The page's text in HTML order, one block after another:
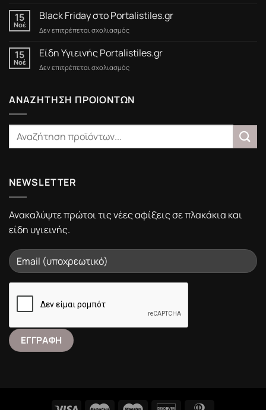
έως
15/3/2025
15
Νοέ
Black Friday στο Portalistiles.gr
Δεν επιτρέπεται σχολιασμόςστο
Friday
στο
Portalistiles.gr
15
Νοέ
Είδη Υγιεινής Portalistiles.gr
Δεν επιτρέπεται σχολιασμόςστο
Portalistiles.gr
ΑΝΑΖΗΤΗΣΗ ΠΡΟΙΟΝΤΩΝ
NEWSLETTER
Ανακαλύψτε πρώτοι τις νέες αφίξεις σε πλακάκια και
είδη υγιεινής.